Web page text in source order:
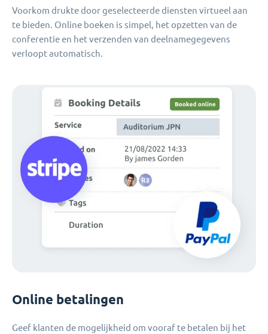
Voorkom drukte door geselecteerde diensten virtueel aan
te bieden. Online boeken is simpel, het opzetten van de
conferentie en het verzenden van deelnamegegevens
verloopt automatisch.
Online betalingen
Geef klanten de mogelijkheid om vooraf te betalen bij het